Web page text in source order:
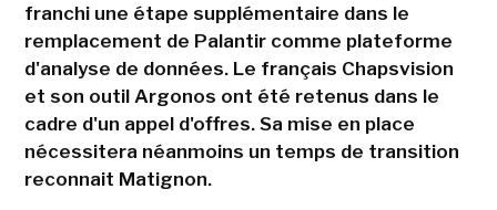
franchi une étape supplémentaire dans le
remplacement de Palantir comme plateforme
d'analyse de données. Le français Chapsvision
et son outil Argonos ont été retenus dans le
cadre d'un appel d'offres. Sa mise en place
nécessitera néanmoins un temps de transition
reconnait Matignon.